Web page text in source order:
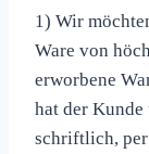
1) Wir
Ware von
erworbene
hat der
schriftlich, per